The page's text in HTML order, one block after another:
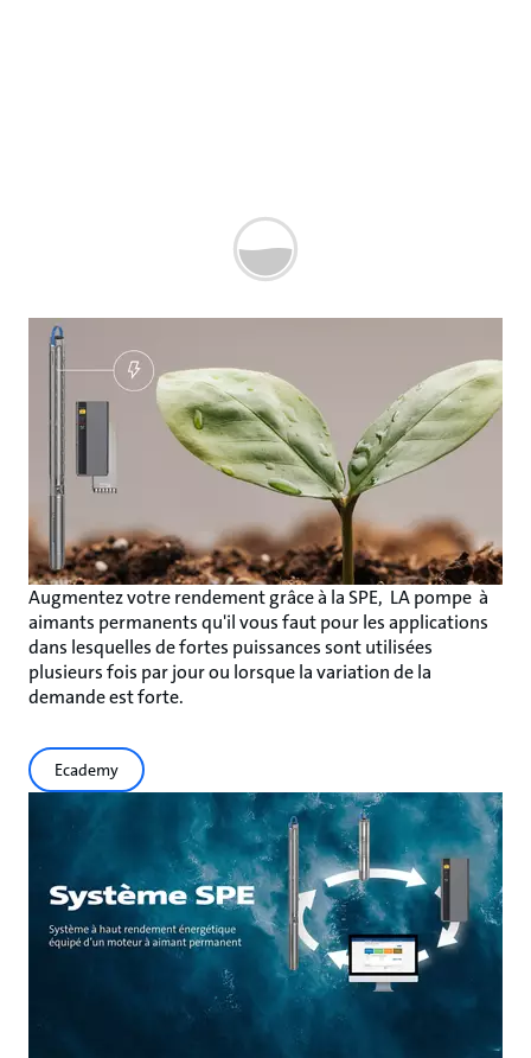
Augmentez votre rendement grâce à la SPE, LA pompe à
aimants permanents qu'il vous faut pour les applications
dans lesquelles de fortes puissances sont utilisées
plusieurs fois par jour ou lorsque la variation de la
demande est forte.
Ecademy